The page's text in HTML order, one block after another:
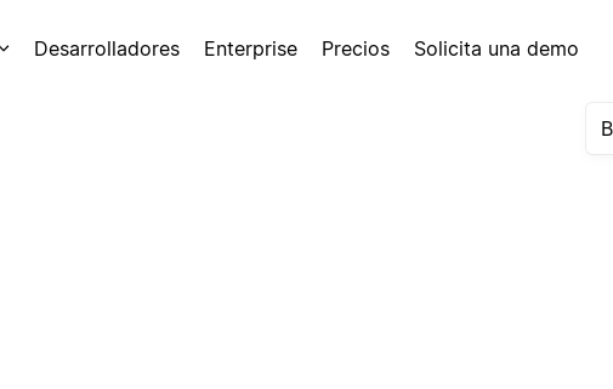
Desarrolladores Enterprise Precios Solicita una demo